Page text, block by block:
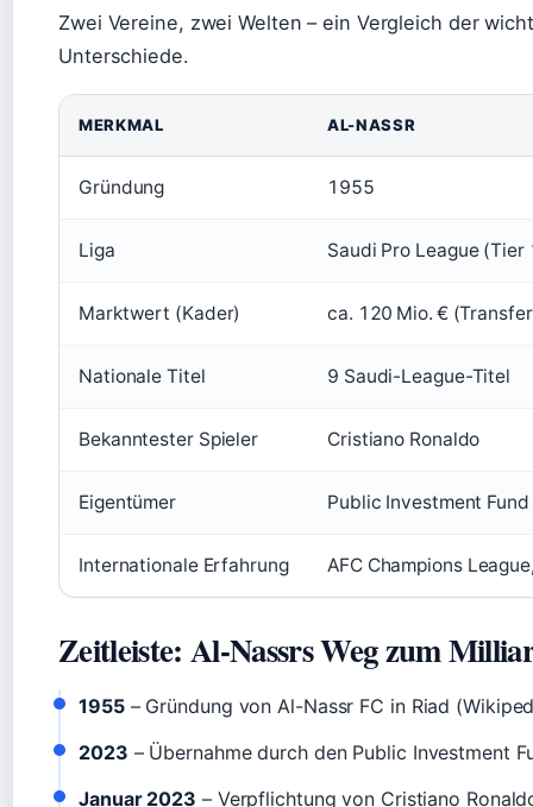
Zwei Vereine, zwei Welten – ein Vergleich der
Unterschiede.
MERKMAL AL-NASSR
Gründung 1955
Liga Saudi Pro League (Tier
Marktwert (Kader) ca. 120 Mio. €
Nationale Titel 9 Saudi-League-Titel
Bekanntester Spieler Cristiano Ronaldo
Eigentümer Public Investment Fund
Internationale Erfahrung AFC Champions
Zeitleiste: Al-Nassrs Weg zum
1955– Gründung von Al-Nassr FC in Riad
2023 – Übernahme durch den Public Investment
Januar 2023 – Verpflichtung von Cristiano